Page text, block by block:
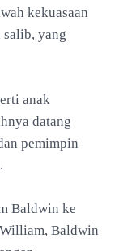
kekuasaan
salib, yang
anak
datang
pemimpin
Baldwin ke
Baldwin